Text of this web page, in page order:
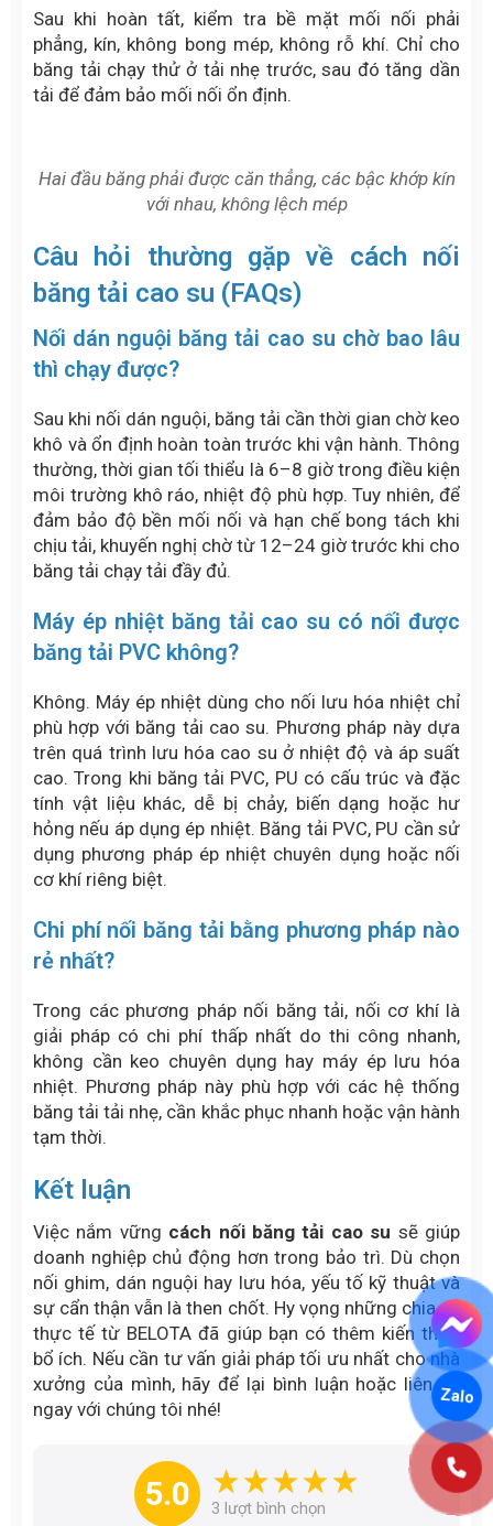
vải, không làm đứt sợi bố. Bề mặt sau mài phải
phẳng, không lồi lõm. Sau đó lau sạch hoàn toàn bụi
cao su, dầu mỡ bằng dung môi chuyên dụng và để
khô tuyệt đối trước khi nối.
Hai đầu băng phải được căn thẳng trục, các bậc
khớp kín với nhau, không lệch mép. Việc lệch trục dù
nhỏ cũng khiến mối nối chịu lực không đều, dễ bong
mép hoặc nứt gãy khi vận hành. Nên sử dụng tời kéo
băng hoặc kìm kẹp chuyên dụng để giữ băng cố
Tuân thủ đúng vật liệu và thông số kỹ
Chỉ sử dụng keo, cao su sống và vật tư đúng chủng
loại cho từng loại băng tải cao su. Không trộn lẫn
vật liệu khác tiêu chuẩn vì dễ làm mối nối nhanh
xuống cấp.
Với lưu hóa nhiệt, hãy tuân thủ nghiêm ngặt nhiệt
sản xuất băng tải.
Kiểm soát môi trường thi công
Tránh thi công trong môi trường ẩm, nhiều bụi hoặc
nhiệt độ quá thấp. Độ ẩm cao dễ ảnh hưởng đến độ
bám dính, đặc biệt với nối dán nguội.
Kiểm tra mối nối trước khi đưa vào vận
hành
phẳng, kín, không bong mép, không rỗ khí. Chỉ cho
băng tải chạy thử ở tải nhẹ trước, sau đó tăng dần
Hai đầu băng phải được căn thẳng, các bậc khớp kín
với nhau, không lệch mép
Câu hỏi thường gặp về cách nối
băng tải cao su (FAQs)
Nối dán nguội băng tải cao su chờ bao lâu
thì chạy được?
Sau khi nối dán nguội, băng tải cần thời gian chờ keo
khô và ổn định hoàn toàn trước khi vận hành. Thông
thường, thời gian tối thiểu là 6–8 giờ trong điều kiện
môi trường khô ráo, nhiệt độ phù hợp. Tuy nhiên, để
đảm bảo độ bền mối nối và hạn chế bong tách khi
chịu tải, khuyến nghị chờ từ 12–24 giờ trước khi cho
băng tải chạy tải đầy đủ.
Máy ép nhiệt băng tải cao su có nối được
Zalo